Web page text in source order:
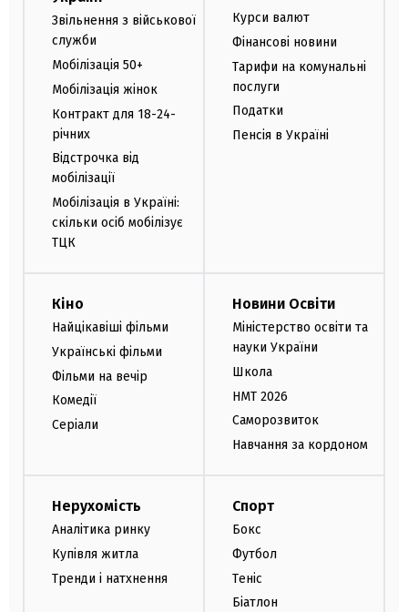
Звільнення з військової
служби
Мобілізація 50+
Мобілізація жінок
Контракт для 18-24-
річних
Відстрочка від
мобілізації
Мобілізація в Україні:
скільки осіб мобілізує
ТЦК
Курси валют
Фінансові новини
Тарифи на комунальні
послуги
Податки
Пенсія в Україні
Кіно
Найцікавіші фільми
Українські фільми
Фільми на вечір
Комедії
Серіали
Новини Освіти
Міністерство освіти та
науки України
Школа
НМТ 2026
Саморозвиток
Навчання за кордоном
Нерухомість
Аналітика ринку
Купівля житла
Тренди і натхнення
Спорт
Бокс
Футбол
Теніс
Біатлон